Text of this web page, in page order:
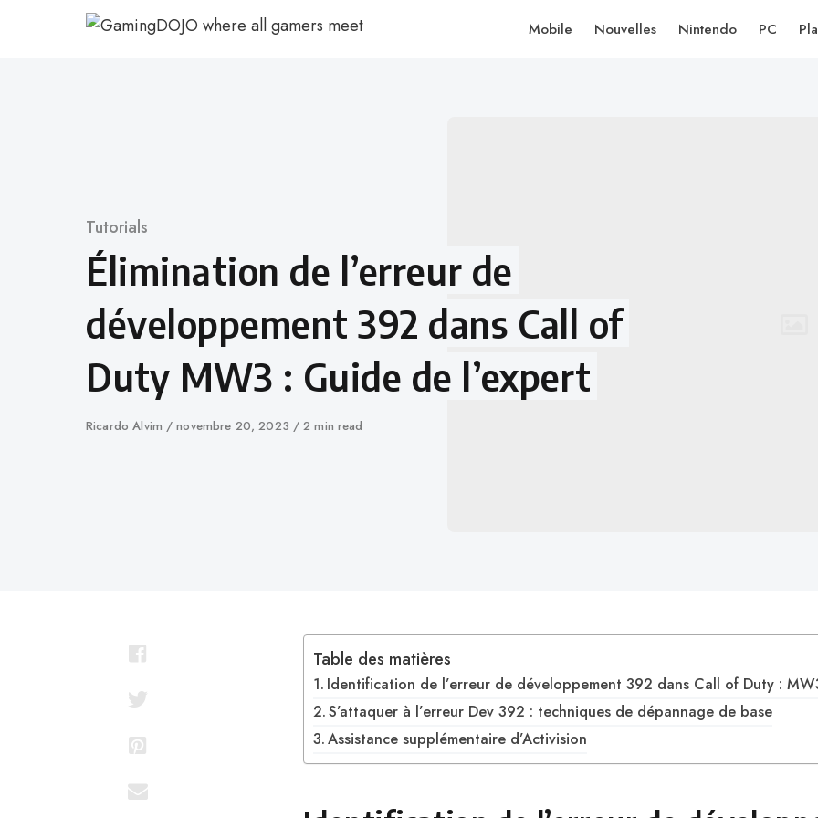
Mobile Nouvelles Nintendo PC
Catégorie
Tutorials
Élimination de l’erreur de
développement 392 dans Call of
Duty MW3 : Guide de l’expert
Auteur
Ricardo Alvim
Publié
novembre 20, 2023 2 min read
Table des matières
Identification de l’erreur de développement 392 dans Call of Duty :
S’attaquer à l’erreur Dev 392 : techniques de dépannage de base
Assistance supplémentaire d’Activision